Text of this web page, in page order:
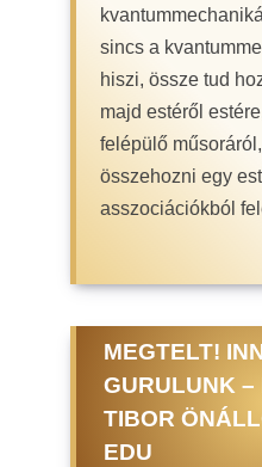
sincs a
hiszi, össze tud
majd estéről
felépülő
összehozni egy
asszociációkból
MEGTELT!
GURULUNK –
TIBOR
EDU